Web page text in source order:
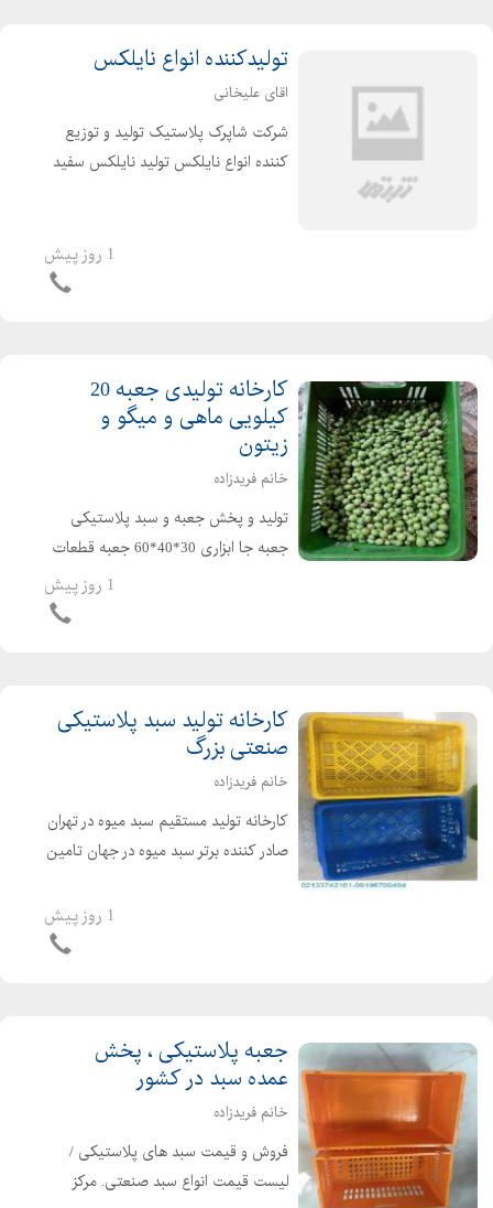
تولیدکننده انواع نایلکس
اقای علیخانی
شرکت شاپرک پلاستیک تولید و توزیع
کننده انواع نایلکس تولید نایلکس سفید
و مناسب برای استفاده در سوپرمارکت،
1 روز پیش
کارخانه تولیدی جعبه 20
کیلویی ماهی و میگو و
زیتون
خانم فریدزاده
تولید و پخش جعبه و سبد پلاستیکی
جعبه جا ابزاری 30*40*60 جعبه قطعات
30*40*60 سبد حمل قطعات / سبد
1 روز پیش
کارخانه تولید سبد پلاستیکی
صنعتی بزرگ
خانم فریدزاده
کارخانه تولید مستقیم سبد میوه در تهران
صادر کننده برتر سبد میوه در جهان تامین
مستقیم سبد صنعتی بزرگ با مناسب
1 روز پیش
جعبه پلاستیکی ، پخش
عمده سبد در کشور
خانم فریدزاده
فروش و قیمت سبد های پلاستیکی /
لیست قیمت انواع سبد صنعتی. مرکز